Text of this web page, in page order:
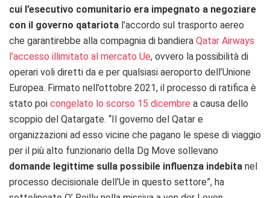
cui l’esecutivo comunitario era impegnato a negoziare
con il governo qatariota l’accordo sul trasporto aereo
che garantirebbe alla compagnia di bandiera Qatar Airways
l’accesso illimitato al mercato Ue, ovvero la possibilità di
operari voli diretti da e per qualsiasi aeroporto dell’Unione
Europea. Firmato nell’ottobre 2021, il processo di ratifica è
stato poi congelato lo scorso 15 dicembre a causa dello
scoppio del Qatargate. “Il governo del Qatar e
organizzazioni ad esso vicine che pagano le spese di viaggio
per il più alto funzionario della Dg Move sollevano
domande legittime sulla possibile influenza indebita nel
processo decisionale dell’Ue in questo settore”, ha